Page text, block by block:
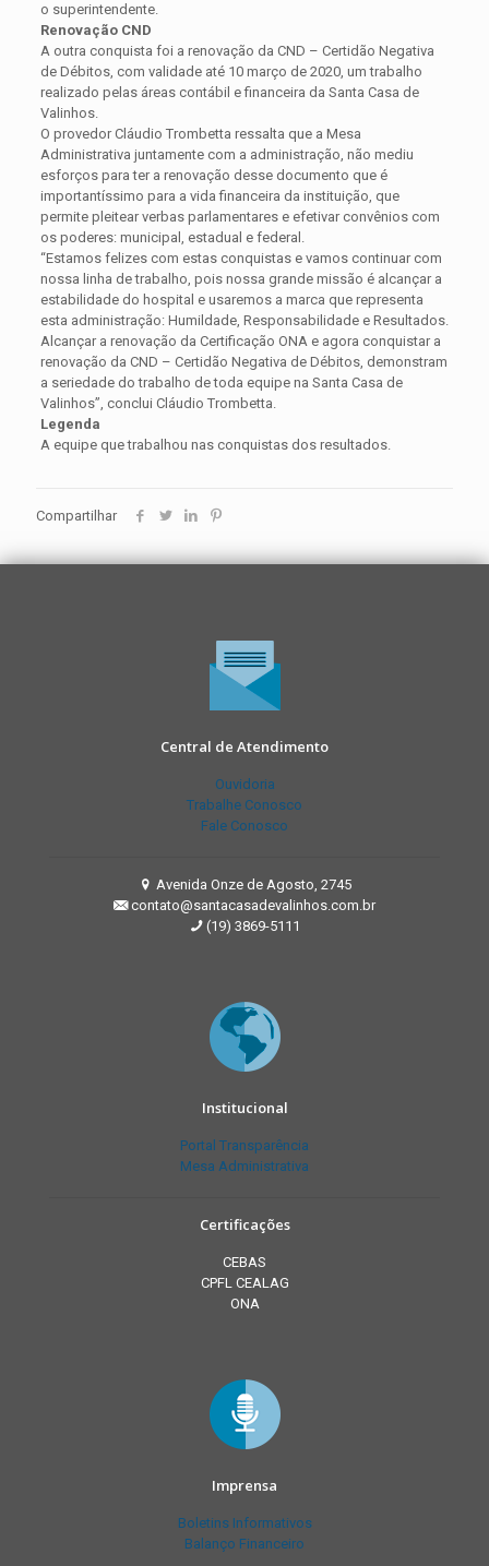
o superintendente.
Renovação CND
A outra conquista foi a renovação da CND – Certidão Negativa
de Débitos, com validade até 10 março de 2020, um trabalho
realizado pelas áreas contábil e financeira da Santa Casa de
Valinhos.
O provedor Cláudio Trombetta ressalta que a Mesa
Administrativa juntamente com a administração, não mediu
esforços para ter a renovação desse documento que é
importantíssimo para a vida financeira da instituição, que
permite pleitear verbas parlamentares e efetivar convênios com
os poderes: municipal, estadual e federal.
“Estamos felizes com estas conquistas e vamos continuar com
nossa linha de trabalho, pois nossa grande missão é alcançar a
estabilidade do hospital e usaremos a marca que representa
esta administração: Humildade, Responsabilidade e Resultados.
Alcançar a renovação da Certificação ONA e agora conquistar a
renovação da CND – Certidão Negativa de Débitos, demonstram
a seriedade do trabalho de toda equipe na Santa Casa de
Valinhos”, conclui Cláudio Trombetta.
Legenda
A equipe que trabalhou nas conquistas dos resultados.
Compartilhar
Central de Atendimento
Ouvidoria
Trabalhe Conosco
Fale Conosco
Avenida Onze de Agosto, 2745
contato@santacasadevalinhos.com.br
(19) 3869-5111
Institucional
Portal Transparência
Mesa Administrativa
Certificações
CEBAS
CPFL CEALAG
ONA
Imprensa
Boletins Informativos
Balanço Financeiro